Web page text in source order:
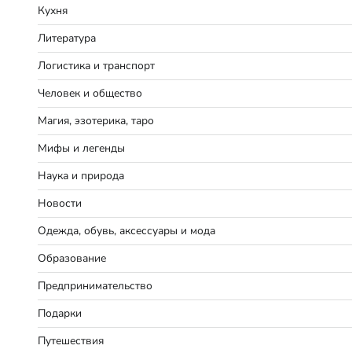
Кухня
Литература
Логистика и транспорт
Человек и общество
Магия, эзотерика, таро
Мифы и легенды
Наука и природа
Новости
Одежда, обувь, аксессуары и мода
Образование
Предпринимательство
Подарки
Путешествия